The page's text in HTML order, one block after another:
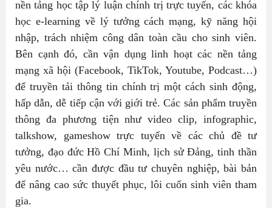
nền tảng học tập lý luận chính trị trực tuyến, các khóa
học e-learning về lý tưởng cách mạng, kỹ năng hội
nhập, trách nhiệm công dân toàn cầu cho sinh viên.
Bên cạnh đó, cần vận dụng linh hoạt các nền tảng
mạng xã hội (Facebook, TikTok, Youtube, Podcast…)
để truyền tải thông tin chính trị một cách sinh động,
hấp dẫn, dễ tiếp cận với giới trẻ. Các sản phẩm truyền
thông đa phương tiện như video clip, infographic,
talkshow, gameshow trực tuyến về các chủ đề tư
tưởng, đạo đức Hồ Chí Minh, lịch sử Đảng, tinh thần
yêu nước… cần được đầu tư chuyên nghiệp, bài bản
để nâng cao sức thuyết phục, lôi cuốn sinh viên tham
gia.